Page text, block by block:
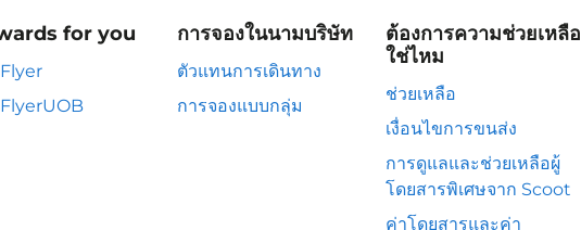
for you การจองในนามบริษัท
ตัวแทนการเดินทาง
การจองแบบกลุ่ม
ต้องการความช่วยเหลือ
ใช่ไหม
ช่วยเหลือ
เงื่อนไขการขนส่ง
การดูแลและช่วยเหลือผู้
โดยสารพิเศษจาก Scoot
ค่าโดยสารและค่า